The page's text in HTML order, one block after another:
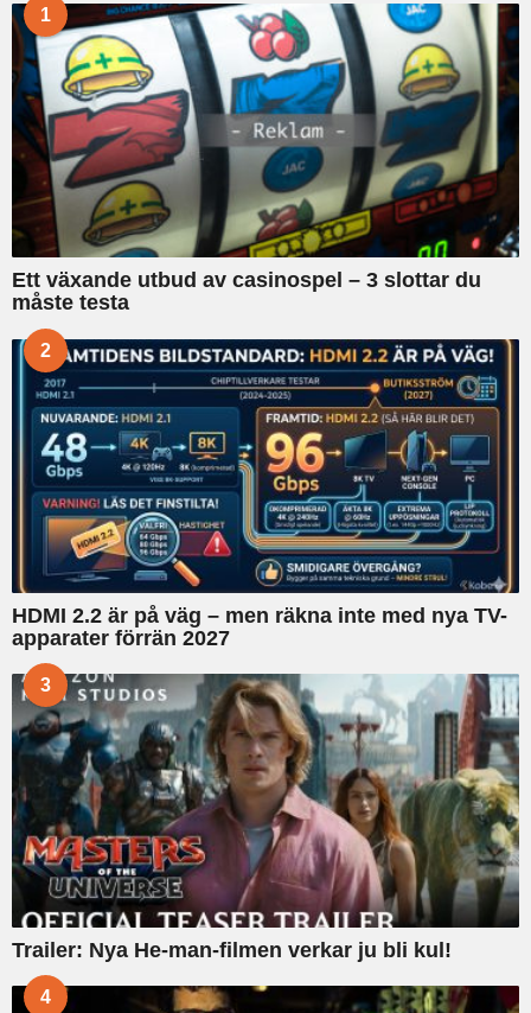
o
1
Ett växande utbud av casinospel – 3 slottar du
måste testa
2
HDMI 2.2 är på väg – men räkna inte med nya TV-
apparater förrän 2027
3
Trailer: Nya He-man-filmen verkar ju bli kul!
4